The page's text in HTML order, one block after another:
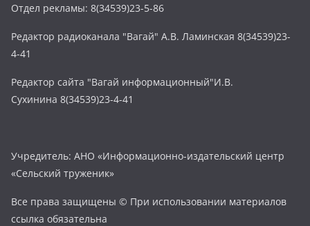
Отдел рекламы: 8(34539)23-5-86
Редактор радиоканала "Вагай" А.В. Ламинская 8(34539)23-
4-41
Редактор сайта "Вагай информационный"И.В.
Сухинина 8(34539)23-4-41
Учредитель: АНО «Информационно-издательский центр
«Сельский труженик»
Все права защищены © При использовании материалов
ссылка обязательна